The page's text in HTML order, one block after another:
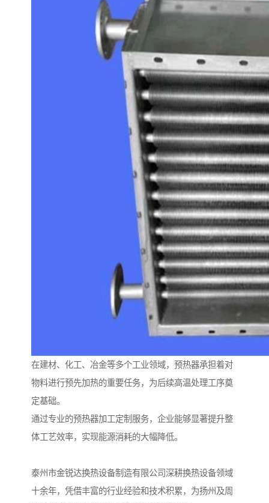
在建材、化工、冶金等多个工业领域，预热器承担着对
物料进行预先加热的重要任务，为后续高温处理工序奠
定基础。
通过专业的预热器加工定制服务，企业能够显著提升整
体工艺效率，实现能源消耗的大幅降低。
泰州市金锐达换热设备制造有限公司深耕换热设备领域
十余年，凭借丰富的行业经验和技术积累，为扬州及周